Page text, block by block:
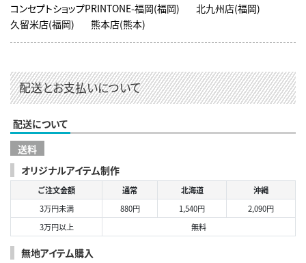
コンセプトショップPRINTONE-福岡(福岡)
北九州店(福岡)
久留米店(福岡)
熊本店(熊本)
配送とお支払いについて
配送について
送料
オリジナルアイテム制作
ご注文金額 通常 北海道
沖縄
3万円未満
880円 1,540円
2,090円
3万円以上
無料
無地アイテム購入